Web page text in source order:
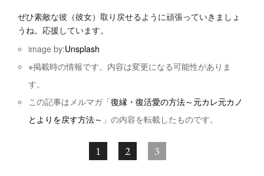
ぜひ素敵な彼（彼女）取り戻せるように頑張っていきましょ
うね。応援しています。
image by:Unsplash
※掲載時の情報です。内容は変更になる可能性がありま
す。
この記事はメルマガ「復縁・復活愛の方法～元カレ元カノ
とよりを戻す方法～ 」の内容を転載したものです。
1 2 3